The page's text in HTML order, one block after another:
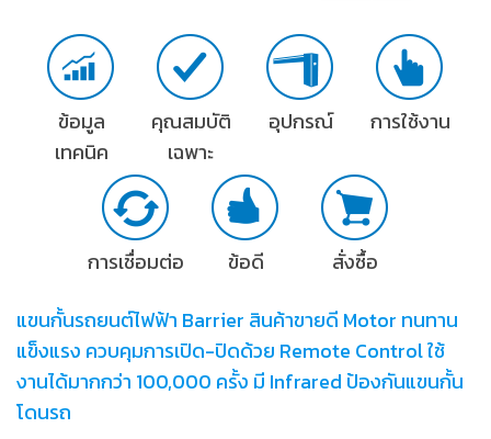
ข้อมูล
เทคนิค
คุณสมบัติ
เฉพาะ
อุปกรณ์ การใช้งาน
การเชื่อมต่อ ข้อดี
สั่งซื้อ
แขนกั้นรถยนต์ไฟฟ้า Barrier สินค้าขายดี Motor ทนทาน
แข็งแรง ควบคุมการเปิด-ปิดด้วย Remote Control ใช้
งานได้มากกว่า 100,000 ครั้ง มี Infrared ป้องกันแขนกั้น
โดนรถ